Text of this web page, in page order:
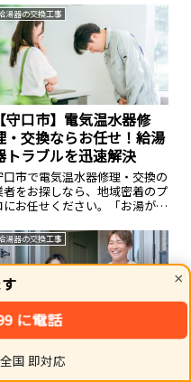
×
に電話
国 即対応
補助金を活用する裏ワザを徹底
説。冬の生活防衛に直結する革
的なノウハウです。
湯器の交換工事
【守口市】電気温水器修
・交換ならお任せ！給湯
トラブルを迅速解決
口市で電気温水器修理・交換の
者をお探しなら、地域密着のプ
にお任せください。「お湯が出
給湯器や電気温水器の急なトラ
ルにも迅速に駆けつけます。各
ーカー対応・安心の適正価格で
ピード解決。まずはお気軽に無
お見積もりをご相談ください。
湯器の交換工事
群馬県】給湯器の交換・
理は最短即日！最大
トップ